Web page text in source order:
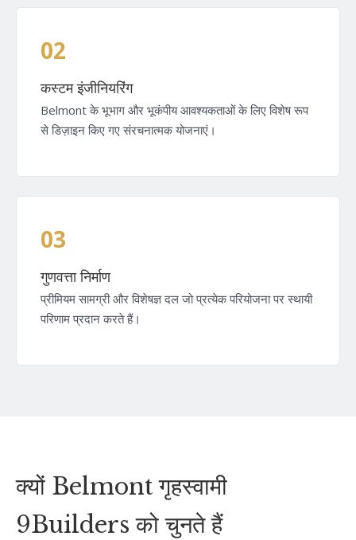
02
कस्टम इंजीनियरिंग
Belmont के भूभाग और भूकंपीय आवश्यकताओं के लिए विशेष रूप
से डिज़ाइन किए गए संरचनात्मक योजनाएं।
03
गुणवत्ता निर्माण
प्रीमियम सामग्री और विशेषज्ञ दल जो प्रत्येक परियोजना पर स्थायी
परिणाम प्रदान करते हैं।
क्यों Belmont गृहस्वामी
9Builders को चुनते हैं